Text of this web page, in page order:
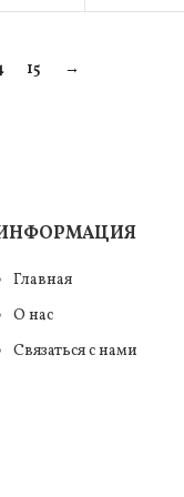
15 →
Главная
О нас
Связаться с нами